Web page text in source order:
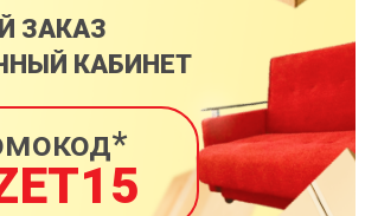
ЗАКАЗ
КАБИНЕТ